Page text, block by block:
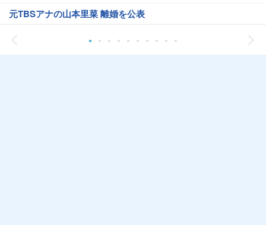
元TBSアナの山本里菜 離婚を公表